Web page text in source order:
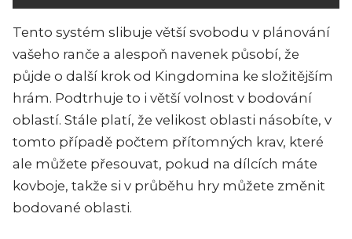
Tento systém slibuje větší svobodu v plánování
vašeho ranče a alespoň navenek působí, že
půjde o další krok od Kingdomina ke složitějším
hrám. Podtrhuje to i větší volnost v bodování
oblastí. Stále platí, že velikost oblasti násobíte, v
tomto případě počtem přítomných krav, které
ale můžete přesouvat, pokud na dílcích máte
kovboje, takže si v průběhu hry můžete změnit
bodované oblasti.